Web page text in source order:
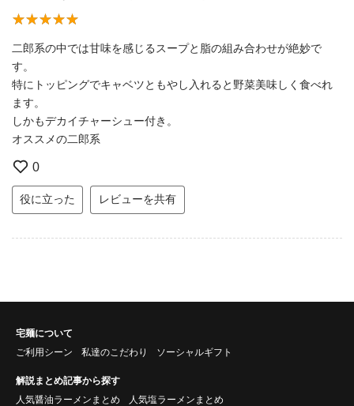
二郎系の中では甘味を感じるスープと脂の組み合わせが絶妙で
す。
特にトッピングでキャベツともやし入れると野菜美味しく食べれ
ます。
しかもデカイチャーシュー付き。
オススメの二郎系
0
役に立った レビューを共有
宅麺について
ご利用シーン
私達のこだわり ソーシャルギフト
解説まとめ記事から探す
人気醤油ラーメンまとめ
人気塩ラーメンまとめ